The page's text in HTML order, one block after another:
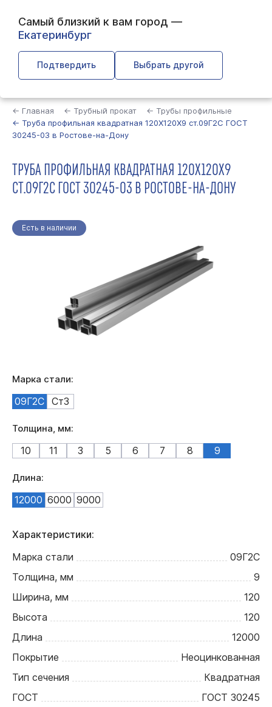
Самый близкий к вам город —
Екатеринбург
Подтвердить Выбрать другой
← Главная ← Трубный прокат
← Трубы профильные
← Труба профильная квадратная 120Х120Х9 ст.09Г2С ГОСТ
30245-03 в Ростове-на-Дону
ТРУБА ПРОФИЛЬНАЯ КВАДРАТНАЯ 120Х120Х9
СТ.09Г2С ГОСТ 30245-03 В РОСТОВЕ-НА-ДОНУ
Есть в наличии
Марка стали:
09Г2С Ст3
Толщина, мм:
10 11 3 5 6 7 8 9
Длина:
12000 6000 9000
Характеристики:
Марка стали
09Г2С
Толщина, мм
9
Ширина, мм
120
Высота
120
Длина
12000
Покрытие
Неоцинкованная
Тип сечения
Квадратная
ГОСТ
ГОСТ 30245